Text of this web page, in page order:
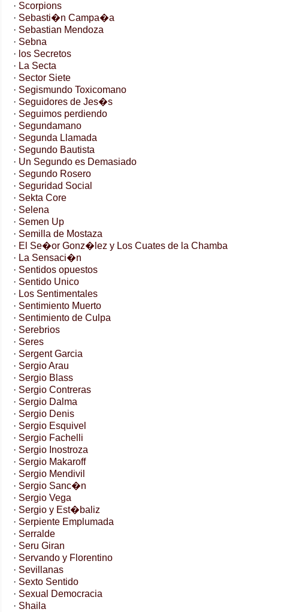
· Scorpions
· Sebasti�n Campa�a
· Sebastian Mendoza
· Sebna
· los Secretos
· La Secta
· Sector Siete
· Segismundo Toxicomano
· Seguidores de Jes�s
· Seguimos perdiendo
· Segundamano
· Segunda Llamada
· Segundo Bautista
· Un Segundo es Demasiado
· Segundo Rosero
· Seguridad Social
· Sekta Core
· Selena
· Semen Up
· Semilla de Mostaza
· El Se�or Gonz�lez y Los Cuates de la Chamba
· La Sensaci�n
· Sentidos opuestos
· Sentido Unico
· Los Sentimentales
· Sentimiento Muerto
· Sentimiento de Culpa
· Serebrios
· Seres
· Sergent Garcia
· Sergio Arau
· Sergio Blass
· Sergio Contreras
· Sergio Dalma
· Sergio Denis
· Sergio Esquivel
· Sergio Fachelli
· Sergio Inostroza
· Sergio Makaroff
· Sergio Mendivil
· Sergio Sanc�n
· Sergio Vega
· Sergio y Est�baliz
· Serpiente Emplumada
· Serralde
· Seru Giran
· Servando y Florentino
· Sevillanas
· Sexto Sentido
· Sexual Democracia
· Shaila